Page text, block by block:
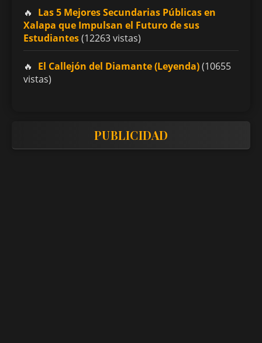
Las 5 Mejores Secundarias Públicas en
Xalapa que Impulsan el Futuro de sus
Estudiantes(12263 vistas)
El Callejón del Diamante (Leyenda)(10655
vistas)
PUBLICIDAD